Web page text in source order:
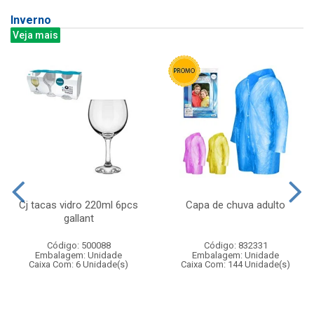
Inverno
Veja mais
Cj tacas vidro 220ml 6pcs
gallant
Código: 500088
Embalagem: Unidade
Caixa Com: 6 Unidade(s)
Capa de chuva adulto
Código: 832331
Embalagem: Unidade
Caixa Com: 144 Unidade(s)